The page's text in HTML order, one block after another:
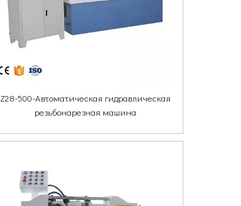
Z28-500-Автоматическая гидравлическая
резьбонарезная машина